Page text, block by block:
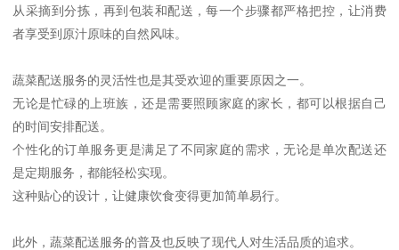
从采摘到分拣，再到包装和配送，每一个步骤都严格把控，让消费
者享受到原汁原味的自然风味。
蔬菜配送服务的灵活性也是其受欢迎的重要原因之一。
无论是忙碌的上班族，还是需要照顾家庭的家长，都可以根据自己
的时间安排配送。
个性化的订单服务更是满足了不同家庭的需求，无论是单次配送还
是定期服务，都能轻松实现。
这种贴心的设计，让健康饮食变得更加简单易行。
此外，蔬菜配送服务的普及也反映了现代人对生活品质的追求。